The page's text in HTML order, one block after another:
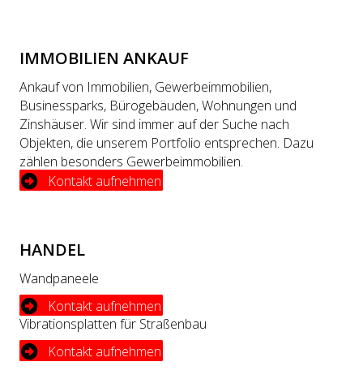
IMMOBILIEN ANKAUF
Ankauf von Immobilien, Gewerbeimmobilien,
Businessparks, Bürogebäuden, Wohnungen und
Zinshäuser. Wir sind immer auf der Suche nach
Objekten, die unserem Portfolio entsprechen. Dazu
zählen besonders Gewerbeimmobilien.
Kontakt aufnehmen
HANDEL
Wandpaneele
Kontakt aufnehmen
Vibrationsplatten für Straßenbau
Kontakt aufnehmen